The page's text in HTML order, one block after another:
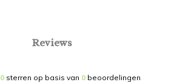
Reviews
0 sterren op basis van 0 beoordelingen